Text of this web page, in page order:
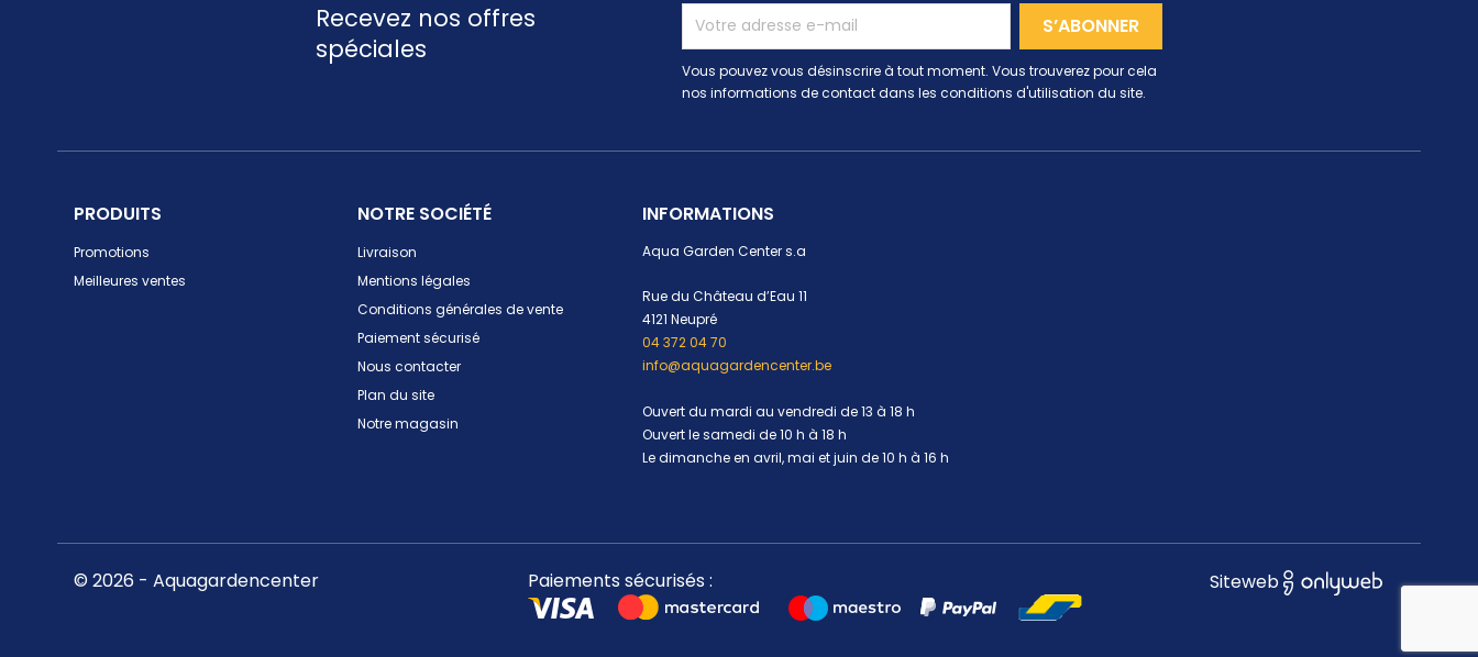
Recevez nos offres
spéciales
Vous pouvez vous désinscrire à tout moment. Vous trouverez pour cela
nos informations de contact dans les conditions d'utilisation du site.
PRODUITS
Promotions
Meilleures ventes
NOTRE SOCIÉTÉ
Livraison
Mentions légales
Conditions générales de vente
Paiement sécurisé
Nous contacter
Plan du site
Notre magasin
INFORMATIONS
Aqua Garden Center s.a
Rue du Château d’Eau 11
4121 Neupré
04 372 04 70
info@aquagardencenter.be
Ouvert du mardi au vendredi de 13 à 18 h
Ouvert le samedi de 10 h à 18 h
Le dimanche en avril, mai et juin de 10 h à 16 h
© 2026 - Aquagardencenter Paiements sécurisés : Siteweb